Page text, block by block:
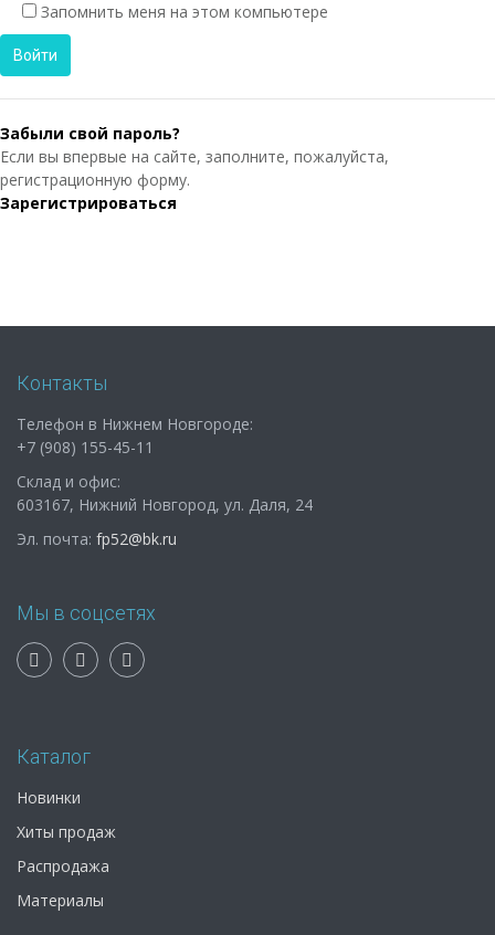
Запомнить меня на этом компьютере
Забыли свой пароль?
Если вы впервые на сайте, заполните, пожалуйста,
регистрационную форму.
Зарегистрироваться
Контакты
Телефон в Нижнем Новгороде:
+7 (908) 155-45-11
Склад и офис:
603167, Нижний Новгород, ул. Даля, 24
Эл. почта: fp52@bk.ru
Мы в соцсетях
Каталог
Новинки
Хиты продаж
Распродажа
Материалы